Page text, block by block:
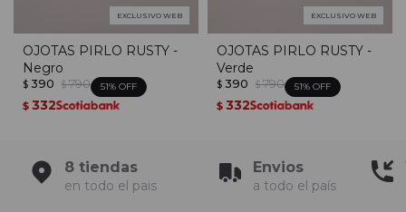
EXCLUSIVO WEB
OJOTAS PIRLO RUSTY -
Negro
$ 390 $ 790 51
$ 332
EXCLUSIVO WEB
OJOTAS PIRLO RUSTY -
Verde
$ 390 $ 790 51
$ 332
8 tiendas
en todo el pais
Envios
a todo el país